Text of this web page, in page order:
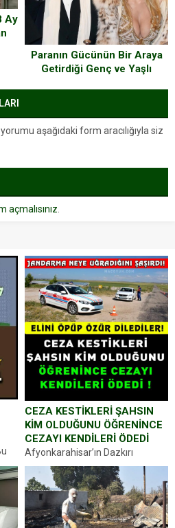
CEZA KESTİKLERİ ŞAHSIN
KİM OLDUĞUNU ÖĞRENİNCE
CEZAYI KENDİLERİ ÖDEDİ
Afyonkarahisar’ın Dazkırı
ilçesinde trafik uygulaması
yapan jandarma ekipleri
durdurdukları bir otomobilin
sürücüsünden ehliyet ve ruhsat
sorup belgelerini istedi. Sürücü
Ay
Paranın Gücünün Bir Araya
Getirdiği Genç ve Yaşlı
aşağıdaki form aracılığıyla siz
açmalısınız